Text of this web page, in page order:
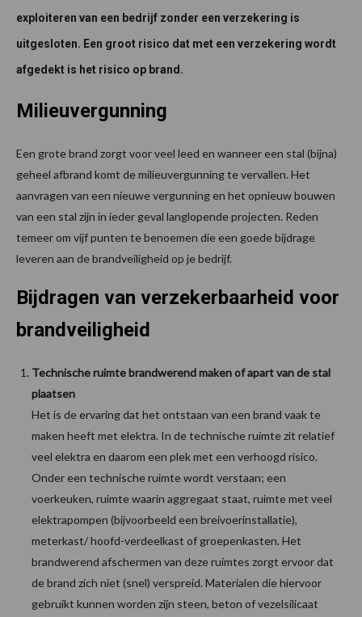
exploiteren van een bedrijf zonder een verzekering is
uitgesloten. Een groot risico dat met een verzekering wordt
afgedekt is het risico op brand.
Milieuvergunning
Een grote brand zorgt voor veel leed en wanneer een stal (bijna)
geheel afbrand komt de milieuvergunning te vervallen. Het
aanvragen van een nieuwe vergunning en het opnieuw bouwen
van een stal zijn in ieder geval langlopende projecten. Reden
temeer om vijf punten te benoemen die een goede bijdrage
leveren aan de brandveiligheid op je bedrijf.
Bijdragen van verzekerbaarheid voor
brandveiligheid
Technische ruimte brandwerend maken of apart van de stal
plaatsen
Het is de ervaring dat het ontstaan van een brand vaak te
maken heeft met elektra. In de technische ruimte zit relatief
veel elektra en daarom een plek met een verhoogd risico.
Onder een technische ruimte wordt verstaan; een
voerkeuken, ruimte waarin aggregaat staat, ruimte met veel
elektrapompen (bijvoorbeeld een breivoerinstallatie),
meterkast/ hoofd-verdeelkast of groepenkasten. Het
brandwerend afschermen van deze ruimtes zorgt ervoor dat
de brand zich niet (snel) verspreid. Materialen die hiervoor
gebruikt kunnen worden zijn steen, beton of vezelsilicaat